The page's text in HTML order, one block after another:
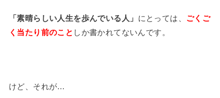
「素晴らしい人生を歩んでいる人」 にとっては、 ごくご
く当たり前のこと しか書かれてないんです。
けど、それが…